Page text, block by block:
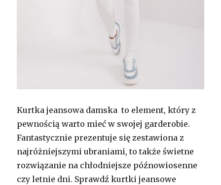
Kurtka jeansowa damska to element, który z
pewnością warto mieć w swojej garderobie.
Fantastycznie prezentuje się zestawiona z
najróżniejszymi ubraniami, to także świetne
rozwiązanie na chłodniejsze późnowiosenne
czy letnie dni. Sprawdź kurtki jeansowe